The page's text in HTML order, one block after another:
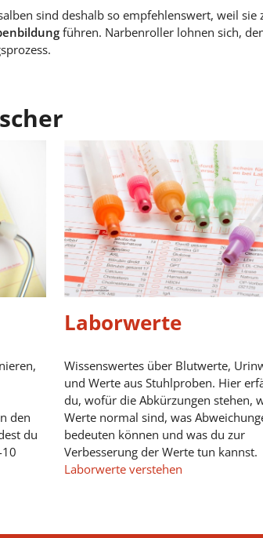
sind deshalb so empfehlenswert, weil sie
führen. Narbenroller lohnen sich,
den
du
Laborwerte
Wissenswertes über Blutwerte,
und Werte aus Stuhlproben. Hier
du, wofür die Abkürzungen stehen,
Werte normal sind, was
bedeuten können und was du zur
Verbesserung der Werte tun kannst.
Laborwerte verstehen